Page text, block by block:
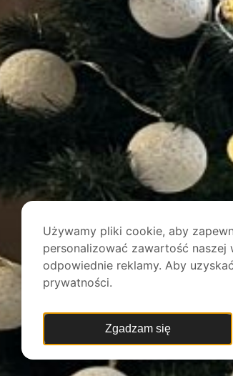
Używamy pliki cookie, aby
personalizować zawartość
odpowiednie reklamy. Aby
prywatności.
Zgadzam się